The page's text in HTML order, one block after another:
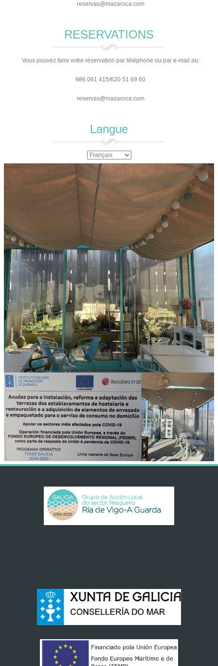
reservas@mazaroca.com
RESERVATIONS
Vous pouvez faire votre réservation par téléphone ou par e-mail au:
986 061 415/620 51 69 60
reservas@mazaroca.com
Langue